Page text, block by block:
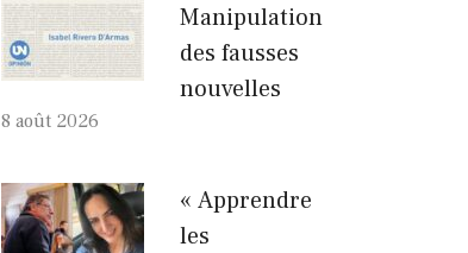
Manipulation
des fausses
nouvelles
8 août 2026
« Apprendre
les